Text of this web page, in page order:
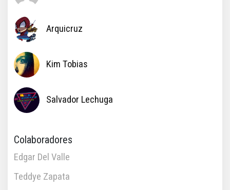
Arquicruz
Kim Tobias
Salvador Lechuga
Colaboradores
Edgar Del Valle
Teddye Zapata